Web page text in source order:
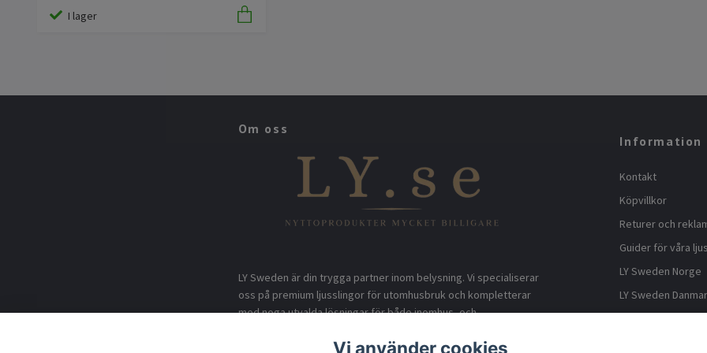
I lager
Om oss
LY Sweden är din trygga partner inom belysning. Vi specialiserar
oss på premium ljusslingor för utomhusbruk och kompletterar
med noga utvalda lösningar för både inomhus- och
högsta kvalitet, rimliga priser och snabba leveranser.. Vi har
Information
Kontakt
Köpvillkor
Returer och
Guider för våra
LY Sweden Norge
LY Sweden
Vi använder cookies